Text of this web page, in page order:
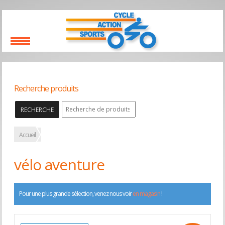
Recherche produits
RECHERCHE
Accueil
vélo aventure
Pour une plus grande sélection, venez nous voiren magasin!